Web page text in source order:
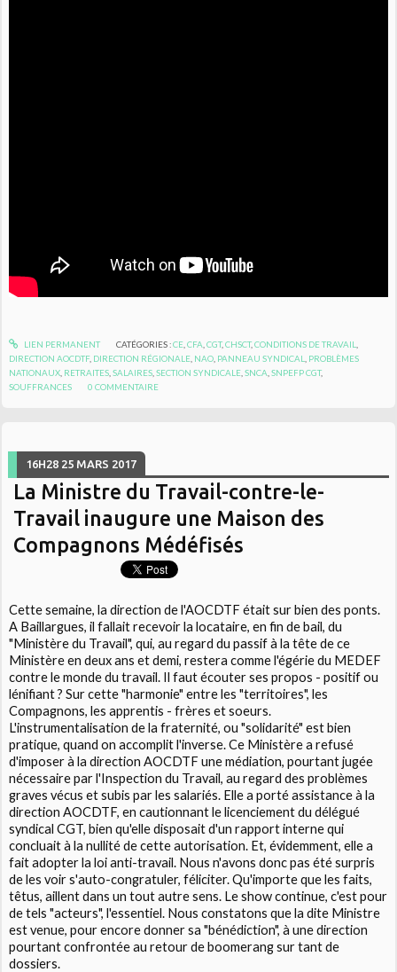
LIEN PERMANENT CATÉGORIES :CE, CFA CGT,CHSCT,CONDITIONS DE TRAVAIL
DIRECTION AOCDTF, DIRECTION RÉGIONALE NAO PANNEAU SYNDICAL
PROBLÈMES
NATIONAUX RETRAITES ,SALAIRES ,SECTION SYNDICALE ,SNCA ,SNPEFP CGT,
SOUFFRANCES
0 COMMENTAIRE
16H28 25 MARS 2017
La Ministre du Travail-contre-le-
Travail inaugure une Maison des
Compagnons Médéfisés
Cette semaine, la direction de l'AOCDTF était sur bien des ponts.
A Baillargues, il fallait recevoir la locataire, en fin de bail, du
"Ministère du Travail", qui, au regard du passif à la tête de ce
Ministère en deux ans et demi, restera comme l'égérie du MEDEF
contre le monde du travail. Il faut écouter ses propos - positif ou
lénifiant ? Sur cette "harmonie" entre les "territoires", les
Compagnons, les apprentis - frères et soeurs.
L'instrumentalisation de la fraternité, ou "solidarité" est bien
pratique, quand on accomplit l'inverse. Ce Ministère a refusé
d'imposer à la direction AOCDTF une médiation, pourtant jugée
nécessaire par l'Inspection du Travail, au regard des problèmes
graves vécus et subis par les salariés. Elle a porté assistance à la
direction AOCDTF, en cautionnant le licenciement du délégué
syndical CGT, bien qu'elle disposait d'un rapport interne qui
concluait à la nullité de cette autorisation. Et, évidemment, elle a
fait adopter la loi anti-travail. Nous n'avons donc pas été surpris
de les voir s'auto-congratuler, féliciter. Qu'importe que les faits,
têtus, aillent dans un tout autre sens. Le show continue, c'est pour
de tels "acteurs", l'essentiel. Nous constatons que la dite Ministre
est venue, pour encore donner sa "bénédiction", à une direction
pourtant confrontée au retour de boomerang sur tant de
dossiers.